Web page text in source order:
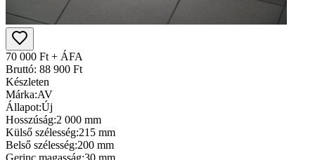
70 000 Ft + ÁFA
Bruttó: 88 900 Ft
Készleten
Márka:AV
Állapot:Új
Hosszúság:2 000 mm
Külső szélesség:215 mm
Belső szélesség:200 mm
Gerinc magasság:30 mm